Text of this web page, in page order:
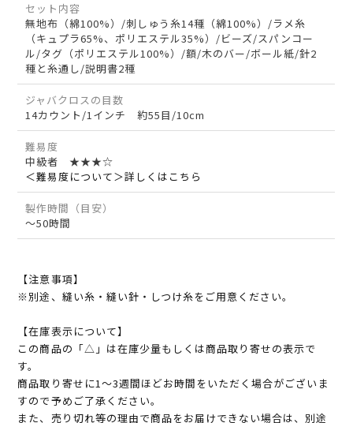
セット内容
無地布（綿100%）/刺しゅう糸14種（綿100%）/ラメ糸
（キュプラ65%、ポリエステル35%）/ビーズ/スパンコー
ル/タグ（ポリエステル100%）/額/木のバー/ボール紙/針2
種と糸通し/説明書2種
ジャバクロスの目数
14カウント/1インチ 約55目/10cm
難易度
中級者 ★★★☆
＜難易度について＞詳しくはこちら
製作時間（目安）
～50時間
【注意事項】
※別途、縫い糸・縫い針・しつけ糸をご用意ください。
【在庫表示について】
この商品の「△」は在庫少量もしくは商品取り寄せの表示で
す。
商品取り寄せに1～3週間ほどお時間をいただく場合がございま
すので予めご了承ください。
また、売り切れ等の理由で商品をお届けできない場合は、別途